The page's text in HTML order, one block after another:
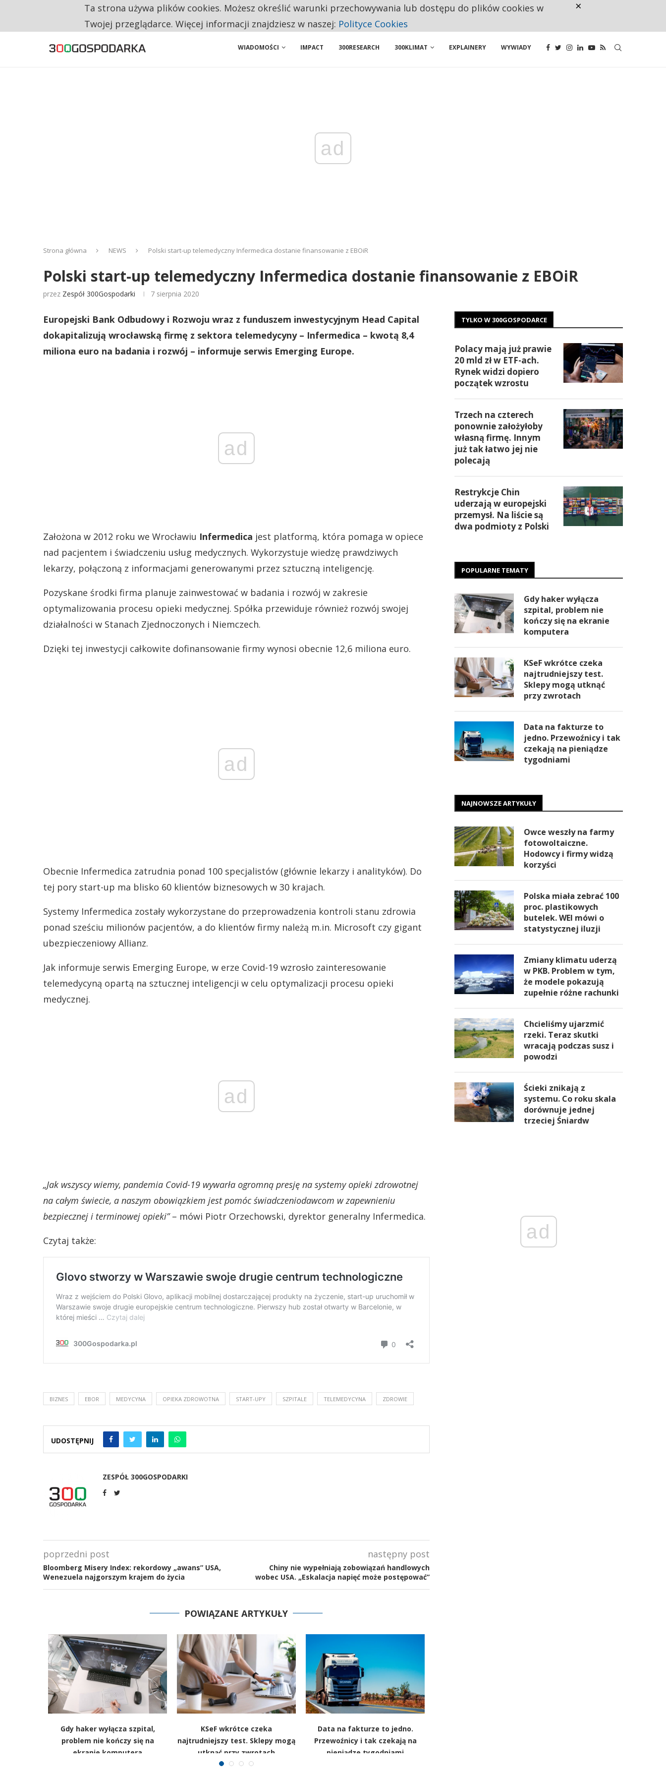
RESTRYKCJE CHIN UDERZAJĄ W EUROPEJSKI PRZEMYSŁ. NA LIŚCIE SĄ DWA PODMIOTY Z POLSKI
WIADOMOŚCI IMPACT 300RESEARCH 300KLIMAT EXPLAINERY WYWIADY
ad
Strona główna NEWS Polski start-up telemedyczny Infermedica dostanie finansowanie z EBOiR
Polski start-up telemedyczny Infermedica dostanie finansowanie z EBOiR
przez Zespół 300Gospodarki 7 sierpnia 2020
Europejski Bank Odbudowy i Rozwoju wraz z funduszem inwestycyjnym Head Capital
dokapitalizują wrocławską firmę z sektora telemedycyny – Infermedica – kwotą 8,4
miliona euro na badania i rozwój – informuje serwis Emerging Europe.
ad
Założona w 2012 roku we Wrocławiu Infermedica jest platformą, która pomaga w opiece
nad pacjentem i świadczeniu usług medycznych. Wykorzystuje wiedzę prawdziwych
lekarzy, połączoną z informacjami generowanymi przez sztuczną inteligencję.
Pozyskane środki firma planuje zainwestować w badania i rozwój w zakresie
optymalizowania procesu opieki medycznej. Spółka przewiduje również rozwój swojej
działalności w Stanach Zjednoczonych i Niemczech.
Dzięki tej inwestycji całkowite dofinansowanie firmy wynosi obecnie 12,6 miliona euro.
ad
Obecnie Infermedica zatrudnia ponad 100 specjalistów (głównie lekarzy i analityków). Do
tej pory start-up ma blisko 60 klientów biznesowych w 30 krajach.
Systemy Infermedica zostały wykorzystane do przeprowadzenia kontroli stanu zdrowia
ponad sześciu milionów pacjentów, a do klientów firmy należą m.in. Microsoft czy gigant
ubezpieczeniowy Allianz.
Jak informuje serwis Emerging Europe, w erze Covid-19 wzrosło zainteresowanie
telemedycyną opartą na sztucznej inteligencji w celu optymalizacji procesu opieki
medycznej.
ad
„Jak wszyscy wiemy, pandemia Covid-19 wywarła ogromną presję na systemy opieki zdrowotnej
na całym świecie, a naszym obowiązkiem jest pomóc świadczeniodawcom w zapewnieniu
bezpiecznej i terminowej opieki”– mówi Piotr Orzechowski, dyrektor generalny Infermedica.
Czytaj także:
BIZNES EBOR MEDYCYNA OPIEKA ZDROWOTNA START-UPY SZPITALE TELEMEDYCYNA ZDROWIE
UDOSTĘPNIJ
ZESPÓŁ 300GOSPODARKI
poprzedni post
Bloomberg Misery Index: rekordowy „awans” USA,
Wenezuela najgorszym krajem do życia
następny post
Chiny nie wypełniają zobowiązań handlowych
wobec USA. „Eskalacja napięć może postępować”
POWIĄZANE ARTYKUŁY
Gdy haker wyłącza szpital,
problem nie kończy się na
ekranie komputera
KSeF wkrótce czeka
najtrudniejszy test. Sklepy mogą
utknąć przy zwrotach
Data na fakturze to jedno.
Przewoźnicy i tak czekają na
pieniądze tygodniami
TYLKO W 300GOSPODARCE
Polacy mają już prawie
20 mld zł w ETF-ach.
Rynek widzi dopiero
początek wzrostu
Trzech na czterech
ponownie założyłoby
własną firmę. Innym
już tak łatwo jej nie
polecają
Restrykcje Chin
uderzają w europejski
przemysł. Na liście są
dwa podmioty z Polski
POPULARNE TEMATY
Gdy haker wyłącza
szpital, problem nie
kończy się na ekranie
komputera
KSeF wkrótce czeka
najtrudniejszy test.
Sklepy mogą utknąć
przy zwrotach
Data na fakturze to
jedno. Przewoźnicy i tak
czekają na pieniądze
tygodniami
NAJNOWSZE ARTYKUŁY
Owce weszły na farmy
fotowoltaiczne.
Hodowcy i firmy widzą
korzyści
Polska miała zebrać 100
proc. plastikowych
butelek. WEI mówi o
statystycznej iluzji
Zmiany klimatu uderzą
w PKB. Problem w tym,
że modele pokazują
zupełnie różne rachunki
Chcieliśmy ujarzmić
rzeki. Teraz skutki
wracają podczas susz i
powodzi
Ścieki znikają z
systemu. Co roku skala
dorównuje jednej
trzeciej Śniardw
ad
Ta strona używa plików cookies. Możesz określić warunki przechowywania lub dostępu do plików cookies w
Twojej przeglądarce. Więcej informacji znajdziesz w naszej: Polityce Cookies
×